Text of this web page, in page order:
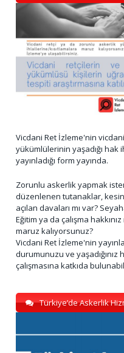
Vicdani Ret İzleme'nin
yükümlülerinin yaşadığı
yayınladığı form yayında.
Zorunlu askerlik yapmak
düzenlenen tutanaklar,
açılan davaları mı var?
Eğitim ya da çalışma
maruz kalıyorsunuz?
Vicdani Ret İzleme'nin
durumunuzu ve
çalışmasına katkıda
Türkiye’de Askerlik